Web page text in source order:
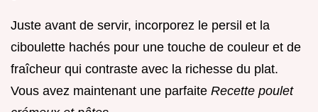
Juste avant de servir, incorporez le persil et la
ciboulette hachés pour une touche de couleur et de
fraîcheur qui contraste avec la richesse du plat.
Vous avez maintenant une parfaite Recette poulet